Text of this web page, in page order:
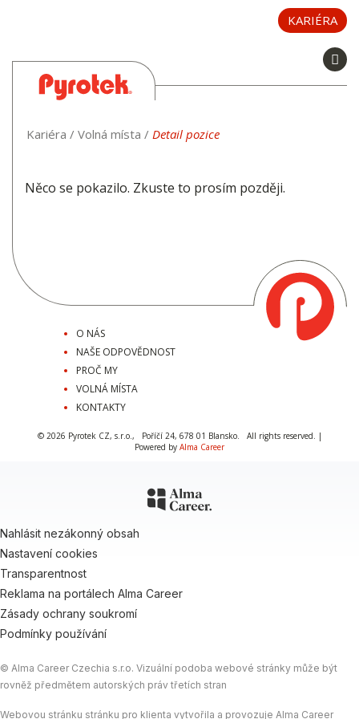
KARIÉRA
Pyrotek
Kariéra /Volná místa/Detail pozice
Něco se pokazilo. Zkuste to prosím později.
O NÁS
NAŠE ODPOVĚDNOST
PROČ MY
VOLNÁ MÍSTA
KONTAKTY
© 2026 Pyrotek CZ, s.r.o., Poříčí 24, 678 01 Blansko. All rights reserved. |
Powered by Alma Career
Nahlásit nezákonný obsah
Nastavení cookies
Transparentnost
Reklama na portálech Alma Career
Zásady ochrany soukromí
Podmínky používání
© Alma Career Czechia s.r.o. Vizuální podoba webové stránky může být
rovněž předmětem autorských práv třetích stran
Webovou stránku stránku pro klienta vytvořila a provozuje Alma Career